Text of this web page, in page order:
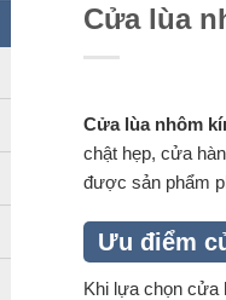
Cửa lùa
Cửa lùa nhôm
chật hẹp, cửa
được sản phẩm
Ưu điểm
Khi lựa chọn cửa